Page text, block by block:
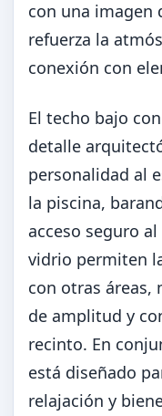
con una imagen
refuerza la
conexión con
El techo bajo
detalle
personalidad al
la piscina,
acceso seguro
vidrio permiten
con otras áreas,
de amplitud y
recinto. En
está diseñado
relajación y